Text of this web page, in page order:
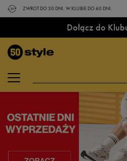
ZWROT DO 30 DNI. W KLUBIE DO 60 DNI.
Dołącz do